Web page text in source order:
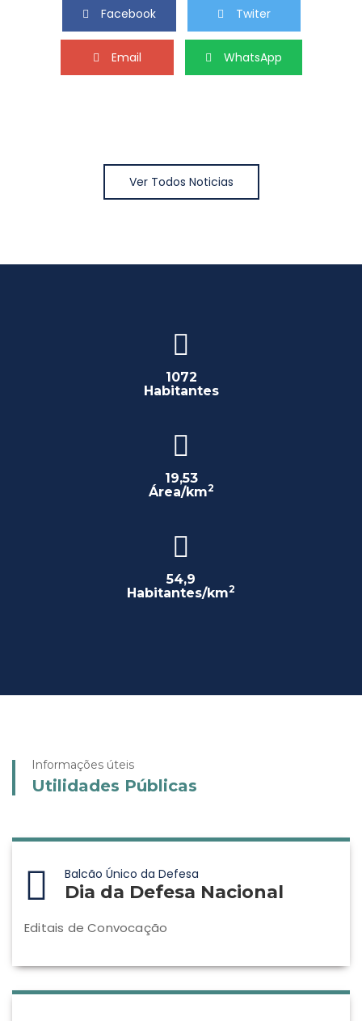
Facebook Twiter
Email WhatsApp
Ver Todos Noticias
1072
Habitantes
19,53
Área/km2
54,9
Habitantes/km2
Informações úteis
Utilidades Públicas
Balcão Único da Defesa
Dia da Defesa Nacional
Editais de Convocação